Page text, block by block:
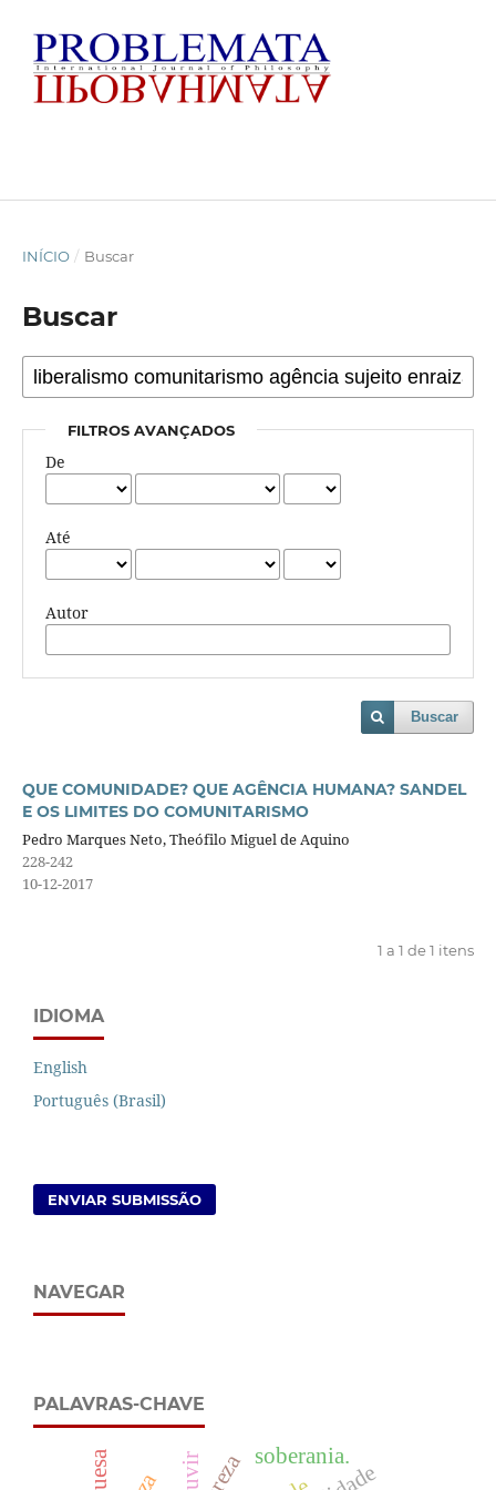
INÍCIO / Buscar
Buscar
FILTROS AVANÇADOS
De
Até
Autor
Buscar
QUE COMUNIDADE? QUE AGÊNCIA HUMANA? SANDEL
E OS LIMITES DO COMUNITARISMO
Pedro Marques Neto, Theófilo Miguel de Aquino
228-242
10-12-2017
1 a 1 de 1 itens
IDIOMA
English
Português (Brasil)
ENVIAR SUBMISSÃO
NAVEGAR
PALAVRAS-CHAVE
soberania.
ouvir